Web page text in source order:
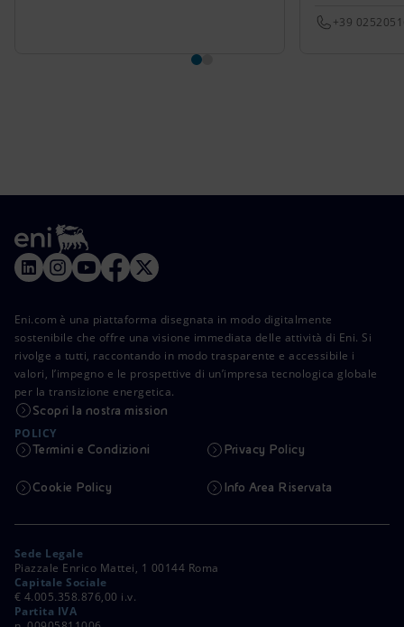
+39
Eni.com è una piattaforma disegnata in modo digitalmente
sostenibile che offre una visione immediata delle attività di Eni. Si
rivolge a tutti, raccontando in modo trasparente e accessibile i
valori, l’impegno e le prospettive di un’impresa tecnologica globale
per la transizione energetica.
Scopri la nostra mission
POLICY
Termini e Condizioni Privacy Policy
Cookie Policy Info Area Riservata
Sede Legale
Piazzale Enrico Mattei, 1 00144 Roma
Capitale Sociale
€ 4.005.358.876,00 i.v.
Partita IVA